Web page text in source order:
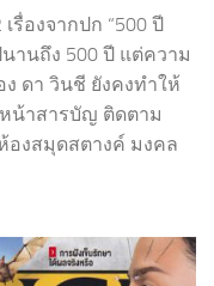
รื่องจากปก “500 ปี
านถึง 500 ปี แต่ความ
ดา วินชี ยังคงทำให้
น้าสารบัญ ติดตาม
งสมุดสตางค์ มงคล